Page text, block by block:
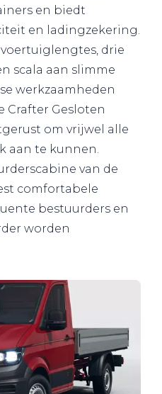
en biedt
en ladingzekering.
drie
scala aan slimme
werkzaamheden
Crafter Gesloten
om vrijwel alle
aan te kunnen.
van de
comfortabele
bestuurders en
worden